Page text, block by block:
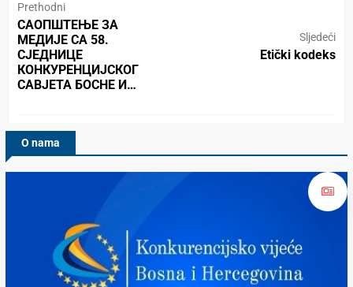
Prethodni
САОПШТЕЊЕ ЗА
МЕДИЈЕ СА 58.
СЈЕДНИЦЕ
КОНКУРЕНЦИЈСКОГ
САВЈЕТА БОСНЕ И…
Sljedeći
Etički kodeks
O nama